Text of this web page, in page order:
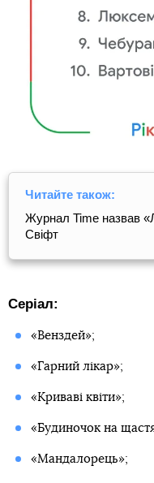
Читайте також:
Журнал Time назвав
Свіфт
Серіал:
«Венздей»;
«Гарний лікар»;
«Криваві квіти»;
«Будиночок на
«Мандалорець»;